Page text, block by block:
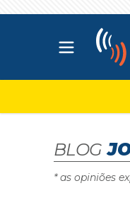
Abrir menu
BLOG
* as opiniões